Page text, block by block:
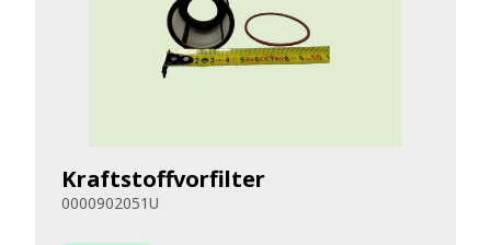
Kraftstoffvorfilter
0000902051U